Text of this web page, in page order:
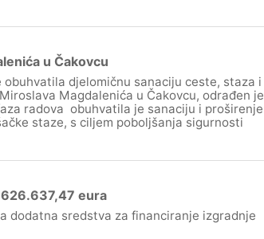
u Čakovcu
djelomičnu sanaciju ceste, staza i
Magdalenića u Čakovcu, odrađen je
radova obuhvatila je sanaciju i proširenje
staze, s ciljem poboljšanja sigurnosti
eura
dodatna sredstva za financiranje izgradnje